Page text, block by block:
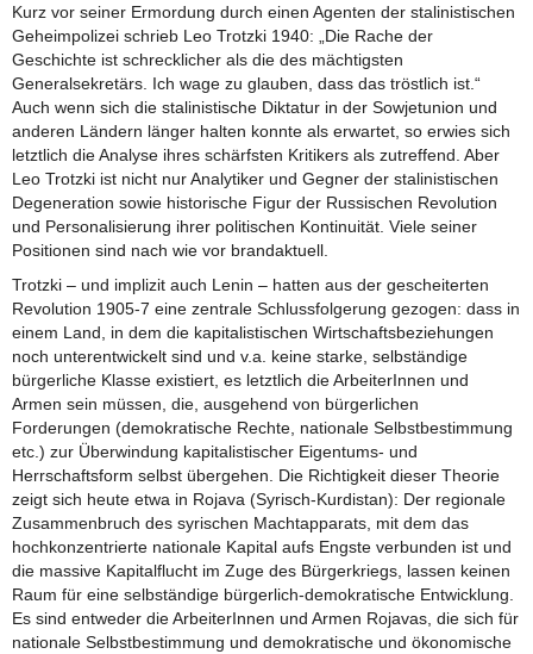
Kurz vor seiner Ermordung durch einen Agenten der stalinistischen
Geheimpolizei schrieb Leo Trotzki 1940: „Die Rache der
Geschichte ist schrecklicher als die des mächtigsten
Generalsekretärs. Ich wage zu glauben, dass das tröstlich ist.“
Auch wenn sich die stalinistische Diktatur in der Sowjetunion und
anderen Ländern länger halten konnte als erwartet, so erwies sich
letztlich die Analyse ihres schärfsten Kritikers als zutreffend. Aber
Leo Trotzki ist nicht nur Analytiker und Gegner der stalinistischen
Degeneration sowie historische Figur der Russischen Revolution
und Personalisierung ihrer politischen Kontinuität. Viele seiner
Positionen sind nach wie vor brandaktuell.
Trotzki – und implizit auch Lenin – hatten aus der gescheiterten
Revolution 1905-7 eine zentrale Schlussfolgerung gezogen: dass in
einem Land, in dem die kapitalistischen Wirtschaftsbeziehungen
noch unterentwickelt sind und v.a. keine starke, selbständige
bürgerliche Klasse existiert, es letztlich die ArbeiterInnen und
Armen sein müssen, die, ausgehend von bürgerlichen
Forderungen (demokratische Rechte, nationale Selbstbestimmung
etc.) zur Überwindung kapitalistischer Eigentums- und
Herrschaftsform selbst übergehen. Die Richtigkeit dieser Theorie
zeigt sich heute etwa in Rojava (Syrisch-Kurdistan): Der regionale
Zusammenbruch des syrischen Machtapparats, mit dem das
hochkonzentrierte nationale Kapital aufs Engste verbunden ist und
die massive Kapitalflucht im Zuge des Bürgerkriegs, lassen keinen
Raum für eine selbständige bürgerlich-demokratische Entwicklung.
Es sind entweder die ArbeiterInnen und Armen Rojavas, die sich für
nationale Selbstbestimmung und demokratische und ökonomische